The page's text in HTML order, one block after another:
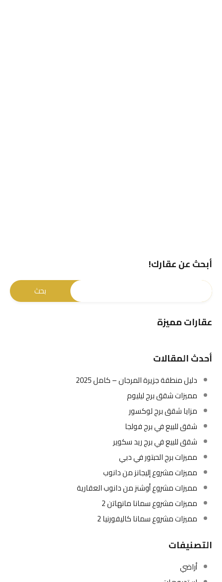
أبحث عن عقارك!
عقارات مميزة
أحدث المقالات
دليل منطقة جزيرة المرجان – كامل 2025
مميزات شقق برج ليليوم
مزايا شقق برج لوكسور
شقق للبيع في برج فولجا
شقق للبيع في برج ريد سكوير
مميزات برج الحبتور في دبي
مميزات مشروع إليجانز من دانوب
مميزات مشروع أوشنز من دانوب العقارية
مميزات مشروع سمانا مانهاتن 2
مميزات مشروع سمانا كاليفورنيا 2
التصنيفات
أراضي